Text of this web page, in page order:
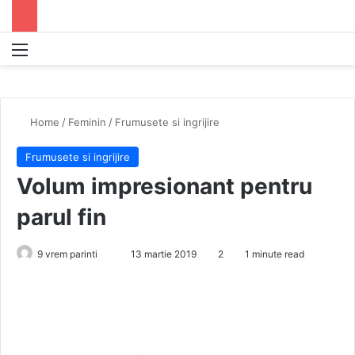
Home / Feminin / Frumusete si ingrijire
Frumusete si ingrijire
Volum impresionant pentru
parul fin
9 vrem parinti 13 martie 2019 2 1 minute read